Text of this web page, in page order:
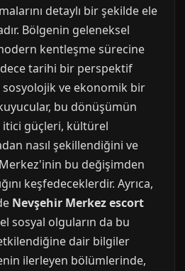
detaylı bir şekilde ele
Bölgenin geleneksel
kentleşme sürecine
tarihi bir perspektif
sosyolojik ve ekonomik bir
bu dönüşümün
itici güçleri, kültürel
nasıl şekillendiğini ve
bu değişimden
keşfedeceklerdir. Ayrıca,
Nevşehir Merkez escort
sosyal olguların da bu
dair bilgiler
ilerleyen bölümlerinde,